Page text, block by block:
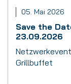
05. Mai 2026
Save the
23.09.2026
Grillbuffet